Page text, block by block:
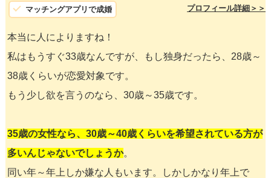
マッチングアプリで成婚 プロフィール詳細＞＞
本当に人によりますね！
私はもうすぐ33歳なんですが、もし独身だったら、28歳～
38歳くらいが恋愛対象です。
もう少し欲を言うのなら、30歳～35歳です。
35歳の女性なら、30歳～40歳くらいを希望されている方が
多いんじゃないでしょうか。
同い年～年上しか嫌な人もいます。しかしかなり年上で